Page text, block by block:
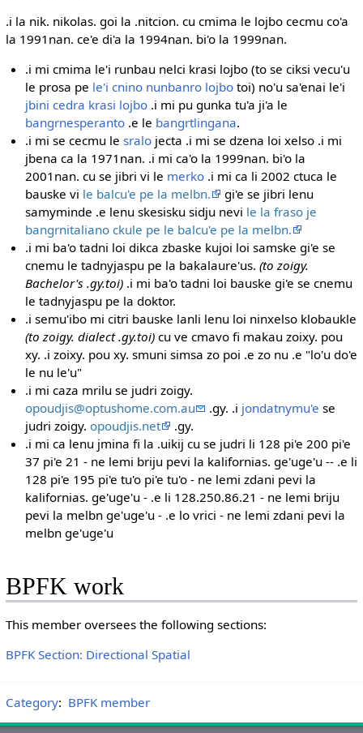
.i la nik. nikolas. goi la .nitcion. cu cmima le lojbo cecmu co'a
la 1991nan. ce'e di'a la 1994nan. bi'o la 1999nan.
.i mi cmima le'i runbau nelci krasi lojbo (to se ciksi vecu'u
le prosa pe le'i cnino nunbanro lojbo toi) no'u sa'enai le'i
jbini cedra krasi lojbo .i mi pu gunka tu'a ji'a le
bangrnesperanto .e le bangrtlingana.
.i mi se cecmu lesralo jecta .i mi se dzena loi xelso .i mi
jbena ca la 1971nan. .i mi ca'o la 1999nan. bi'o la
2001nan. cu se jibri vi le merko .i mi ca li 2002 ctuca le
bauske vi le balcu'e pe la melbn.
gi'e se jibri lenu
samyminde .e lenu skesisku sidju nevi le la fraso je
bangrnitaliano ckule pe le balcu'e pe la melbn.
.i mi ba'o tadni loi dikca zbaske kujoi loi samske gi'e se
cnemu le tadnyjaspu pe la bakalaure'us.(to zoigy.
Bachelor's .gy.toi) .i mi ba'o tadni loi bauske gi'e se cnemu
le tadnyjaspu pe la doktor.
.i semu'ibo mi citri bauske lanli lenu loi ninxelso klobaukle
(to zoigy. dialect .gy.toi) cu ve cmavo fi makau zoixy. pou
xy. .i zoixy. pou xy. smuni simsa zo poi .e zo nu .e "lo'u do'e
le nu le'u"
.i mi caza mrilu se judri zoigy.
opoudjis@optushome.com.au
.gy. .i jondatnymu'e se
judri zoigy.opoudjis.net
.gy.
.i mi ca lenu jmina fi la .uikij cu se judri li 128 pi'e 200 pi'e
37 pi'e 21 - ne lemi briju pevi la kalifornias. ge'uge'u -- .e li
128 pi'e 195 pi'e tu'o pi'e tu'o - ne lemi zdani pevi la
kalifornias. ge'uge'u - .e li 128.250.86.21 - ne lemi briju
pevi la melbn ge'uge'u - .e lo vrici - ne lemi zdani pevi la
melbn ge'uge'u
BPFK work
This member oversees the following sections:
BPFK Section: Directional Spatial
Category: BPFK member